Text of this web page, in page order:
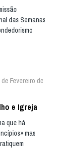
das Semanas
de Fevereiro de
e Igreja
que há
mas